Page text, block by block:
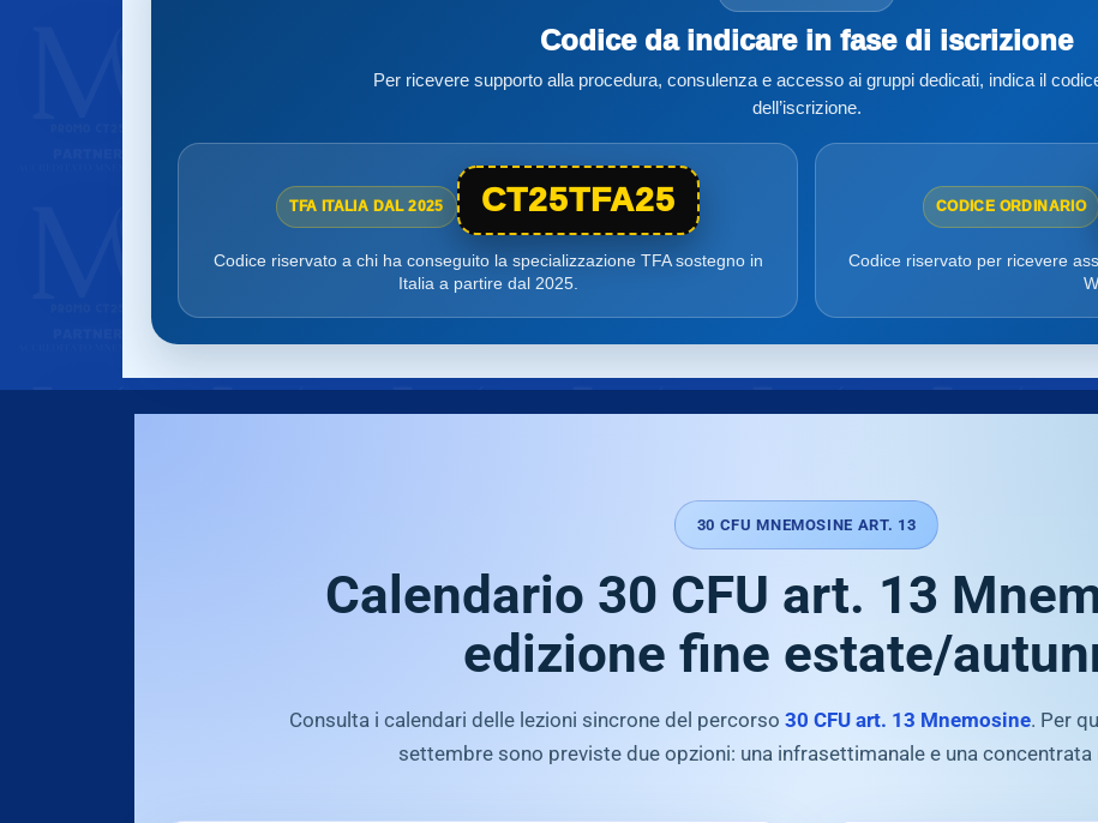
Codice da indicare in fase di iscrizione
Per ricevere supporto alla procedura, consulenza e accesso ai gruppi dedicati, indica il
dell’iscrizione.
TFA ITALIA DAL 2025 CT25TFA25
Codice riservato a chi ha conseguito la specializzazione TFA sostegno in
Italia a partire dal 2025.
CODICE ORDINARIO
Codice riservato per ricevere
30 CFU MNEMOSINE ART. 13
Calendario 30 CFU art. 13
edizione fine estate/
Consulta i calendari delle lezioni sincrone del percorso 30 CFU art. 13 Mnemosine. Per
settembre sono previste due opzioni: una infrasettimanale e una concentrata